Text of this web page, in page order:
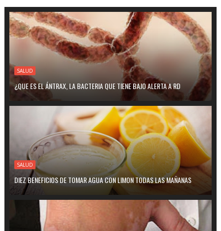
SALUD
¿QUE ES EL ÁNTRAX, LA BACTERIA QUE TIENE BAJO ALERTA A RD
SALUD
DIEZ BENEFICIOS DE TOMAR AGUA CON LIMON TODAS LAS MAÑANAS